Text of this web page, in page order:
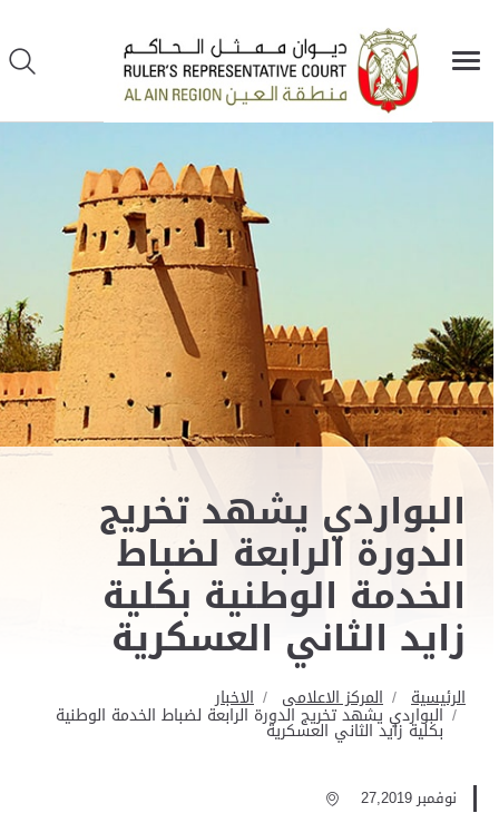
البواردي يشهد تخريج
الدورة الرابعة لضباط
الخدمة الوطنية بكلية
زايد الثاني العسكرية
الرئيسية المركز الاعلامى الاخبار
البواردي يشهد تخريج الدورة الرابعة لضباط الخدمة الوطنية
بكلية زايد الثاني العسكرية
نوفمبر 27,2019